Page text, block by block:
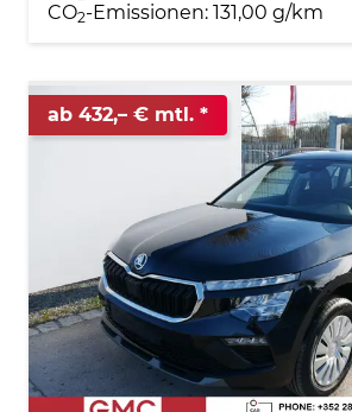
CO2-Emissionen: 131,00 g/km
ab 432,– € mtl.